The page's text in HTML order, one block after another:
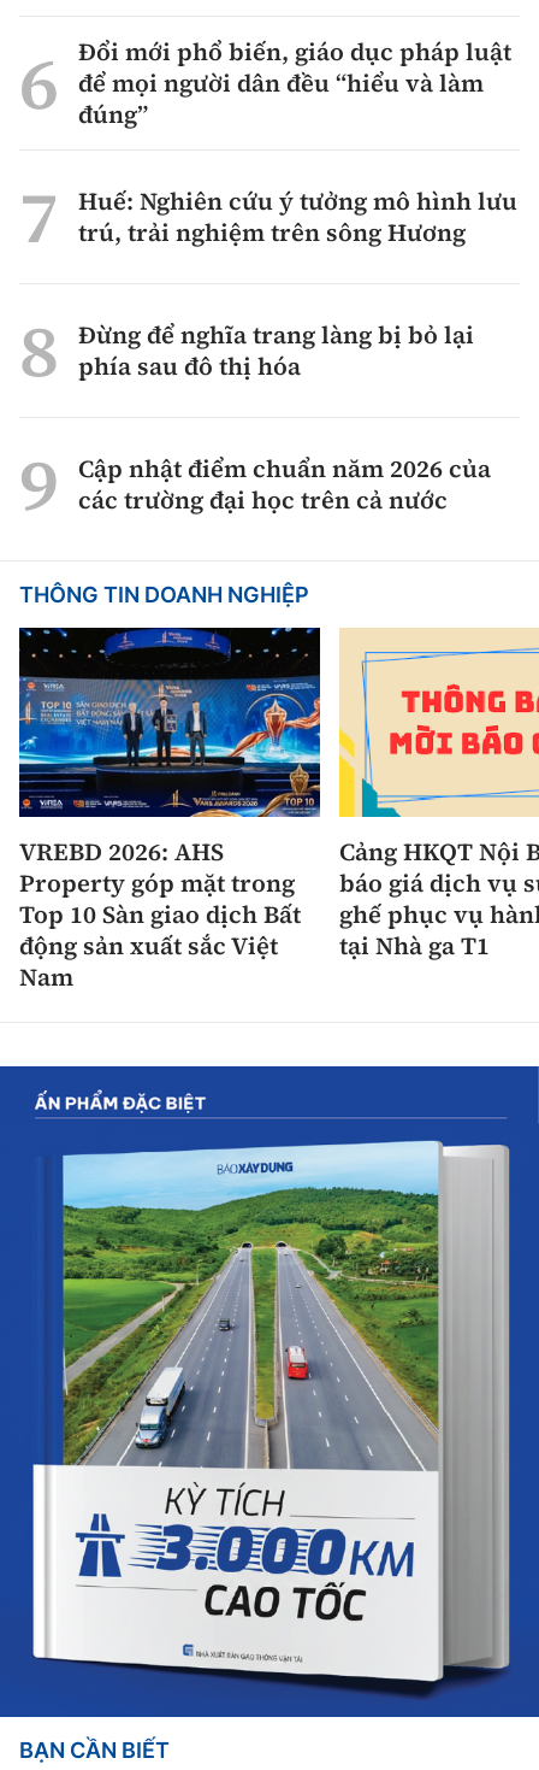
Đổi mới phổ biến, giáo dục pháp luật
để mọi người dân đều “hiểu và làm
đúng”
Huế: Nghiên cứu ý tưởng mô hình lưu
trú, trải nghiệm trên sông Hương
Đừng để nghĩa trang làng bị bỏ lại
phía sau đô thị hóa
Cập nhật điểm chuẩn năm 2026 của
các trường đại học trên cả nước
THÔNG TIN DOANH NGHIỆP
VREBD 2026: AHS
Property góp mặt trong
Top 10 Sàn giao dịch Bất
động sản xuất sắc Việt
Nam
Cảng HKQT Nội
báo giá dịch vụ
ghế phục vụ
tại Nhà ga T1
BẠN CẦN BIẾT